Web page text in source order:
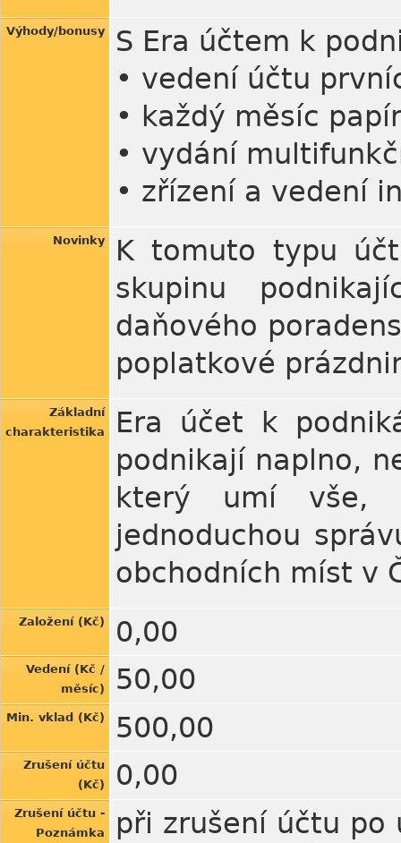
Výhody/bonusy
S Era účtem k
• vedení účtu
• každý měsíc
• vydání
• zřízení a vedení
Novinky
K tomuto typu
skupinu
daňového
poplatkové
Základní
charakteristika
Era účet k
podnikají naplno,
který umí vše,
jednoduchou
obchodních míst v
Založení (Kč) 0,00
Vedení (Kč /
měsíc)
50,00
Min. vklad (Kč) 500,00
Zrušení účtu
(Kč)
0,00
Zrušení účtu -
Poznámka
při zrušení účtu po